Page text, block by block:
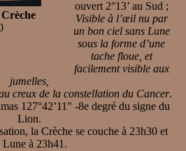
ouvert 2°13’ au Sud ;
Visible à l’œil nu par
un bon ciel sans Lune
sous la forme d’une
tache floue, et
facilement visible aux
jumelles,
creux de la constellation du Cancer.
127°42’11" -8e degré du signe du
Lion.
la Crèche se couche à 23h30 et
Lune à 23h41.